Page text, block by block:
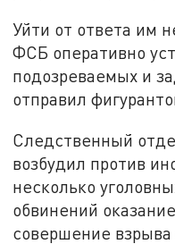
Уйти от ответа им
ФСБ оперативно
подозреваемых и
отправил
Следственный
возбудил против
несколько
обвинений
совершение взрыва